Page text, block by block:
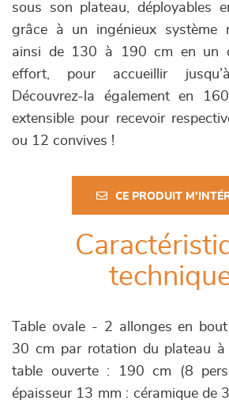
sous son plateau, déployables
grâce à un ingénieux système
ainsi de 130 à 190 cm en un
effort, pour accueillir
Découvrez-la également en
extensible pour recevoir
ou 12 convives !
CE PRODUIT
Table ovale - 2 allonges en
30 cm par rotation du plateau
table ouverte : 190 cm (8
épaisseur 13 mm : céramique de